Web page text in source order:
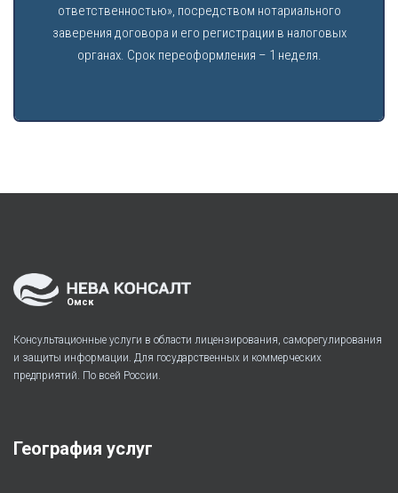
ответственностью», посредством нотариального
заверения договора и его регистрации в налоговых
органах. Срок переоформления – 1 неделя.
Омск
Консультационные услуги в области лицензирования, саморегулирования
и защиты информации. Для государственных и коммерческих
предприятий. По всей России.
География услуг